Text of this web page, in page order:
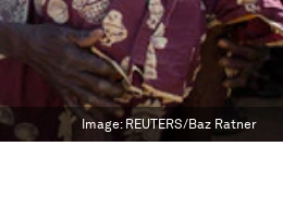
Image: REUTERS/Baz Ratner